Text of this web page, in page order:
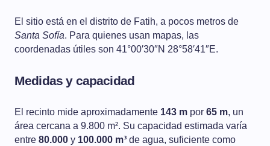
El sitio está en el distrito de Fatih, a pocos metros de
Santa Sofía. Para quienes usan mapas, las
coordenadas útiles son 41°00′30″N 28°58′41″E.
Medidas y capacidad
El recinto mide aproximadamente 143 m por 65 m, un
área cercana a 9.800 m². Su capacidad estimada varía
entre 80.000 y 100.000 m³ de agua, suficiente como